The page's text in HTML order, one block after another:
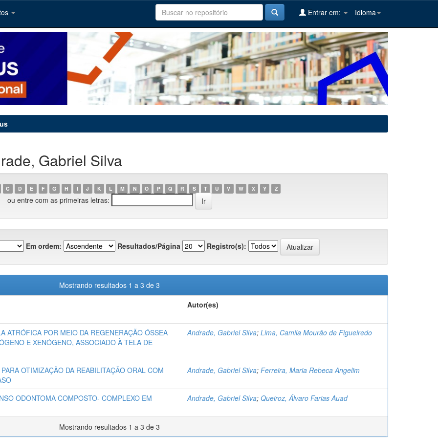
Idioma
Entrar em:
Gabriel Silva
C D E F G H I J K L M N O P Q R S T U V W X Y Z
ou entre com as primeiras letras:
Em ordem: Resultados/Página Registro(s):
Mostrando resultados 1 a 3 de 3
Autor(es)
ATRÓFICA POR MEIO DA REGENERAÇÃO ÓSSEA
E XENÓGENO, ASSOCIADO À TELA DE
Andrade, Gabriel Silva; Lima, Camila Mourão de Figueiredo
OTIMIZAÇÃO DA REABILITAÇÃO ORAL COM
Andrade, Gabriel Silva; Ferreira, Maria Rebeca Angelim
ODONTOMA COMPOSTO- COMPLEXO EM
Andrade, Gabriel Silva; Queiroz, Álvaro Farias Auad
Mostrando resultados 1 a 3 de 3